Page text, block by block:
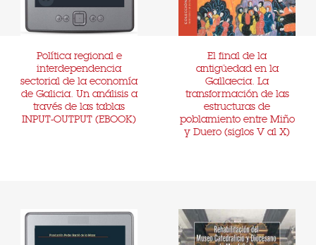
Política regional e
interdependencia
sectorial de la economía
de Galicia. Un análisis a
través de las tablas
INPUT-OUTPUT (EBOOK)
El final de la
antigüedad en la
Gallaecia. La
transformación de las
estructuras de
poblamiento entre Miño
y Duero (siglos V al X)